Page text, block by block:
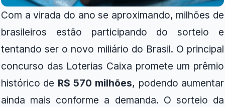
Com a virada do ano se aproximando, milhões de
brasileiros estão participando do sorteio e
tentando ser o novo miliário do Brasil. O principal
concurso das Loterias Caixa promete um prêmio
histórico de R$ 570 milhões, podendo aumentar
ainda mais conforme a demanda. O sorteio da